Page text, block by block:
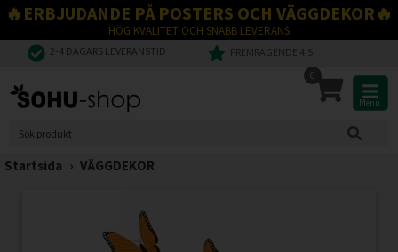
🔥ERBJUDANDE PÅ POSTERS OCH VÄGGDEKOR🔥
HÖG KVALITET OCH SNABB LEVERANS
2-4 DAGARS LEVERANSTID FREMRAGENDE 4,5
0
Menu
Startsida › VÄGGDEKOR